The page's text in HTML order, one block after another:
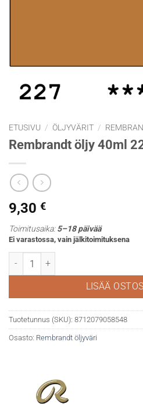
ETUSIVU / ÖLJYVÄRIT /
Rembrandt öljy 40ml
9,30 €
Toimitusaika:5–18 päivää
Ei varastossa, vain jälkitoimituksena
Rembrandt öljy 40ml 227 Yellow
LISÄÄ
Tuotetunnus (SKU): 8712079058548
Osasto: Rembrandt öljyväri